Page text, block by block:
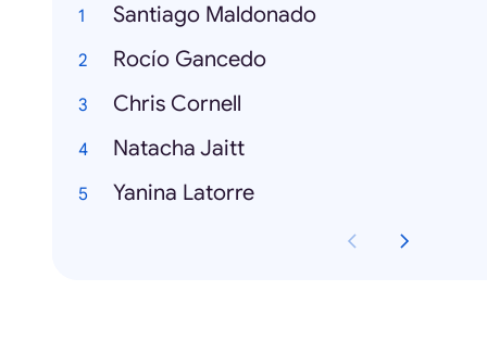
Santiago Maldonado
Rocío Gancedo
Chris Cornell
Natacha Jaitt
Yanina Latorre